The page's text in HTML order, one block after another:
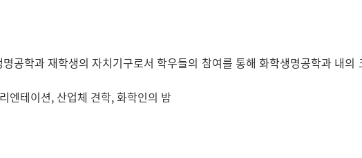
공학과 재학생의 자치기구로서 학우들의 참여를 통해 화학생명공학과 내
엔테이션, 산업체 견학, 화학인의 밤